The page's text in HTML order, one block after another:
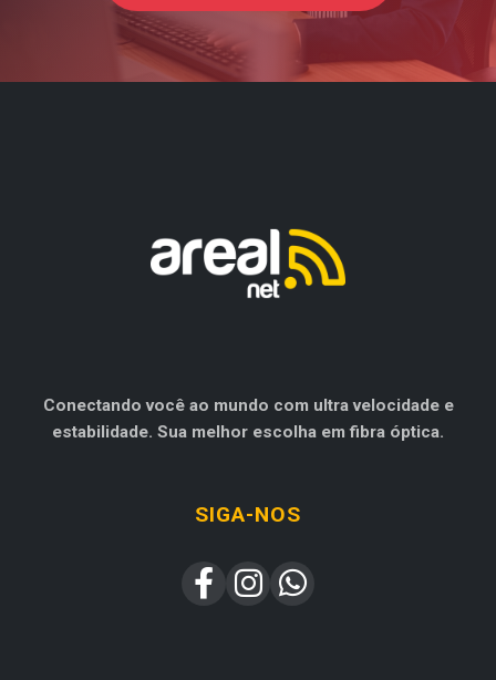
Conectando você ao mundo com ultra velocidade e
estabilidade. Sua melhor escolha em fibra óptica.
SIGA-NOS